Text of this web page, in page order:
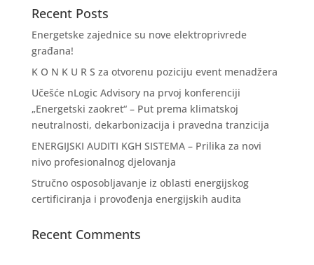
Recent Posts
Energetske zajednice su nove elektroprivrede
građana!
K O N K U R S za otvorenu poziciju event menadžera
Učešće nLogic Advisory na prvoj konferenciji
„Energetski zaokret“ – Put prema klimatskoj
neutralnosti, dekarbonizacija i pravedna tranzicija
ENERGIJSKI AUDITI KGH SISTEMA – Prilika za novi
nivo profesionalnog djelovanja
Stručno osposobljavanje iz oblasti energijskog
certificiranja i provođenja energijskih audita
Recent Comments